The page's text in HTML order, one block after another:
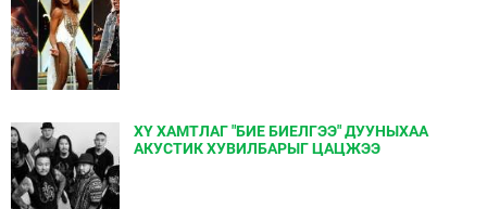
ХҮ ХАМТЛАГ "БИЕ БИЕЛГЭЭ" ДУУНЫХАА
АКУСТИК ХУВИЛБАРЫГ ЦАЦЖЭЭ